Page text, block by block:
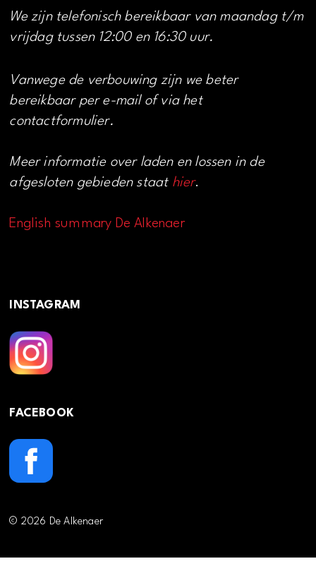
We zijn telefonisch bereikbaar van maandag t/m
vrijdag tussen 12:00 en 16:30 uur.
Vanwege de verbouwing zijn we beter
bereikbaar per e-mail of via het
contactformulier.
Meer informatie over laden en lossen in de
afgesloten gebieden staat hier.
English summary De Alkenaer
INSTAGRAM
FACEBOOK
© 2026 De Alkenaer